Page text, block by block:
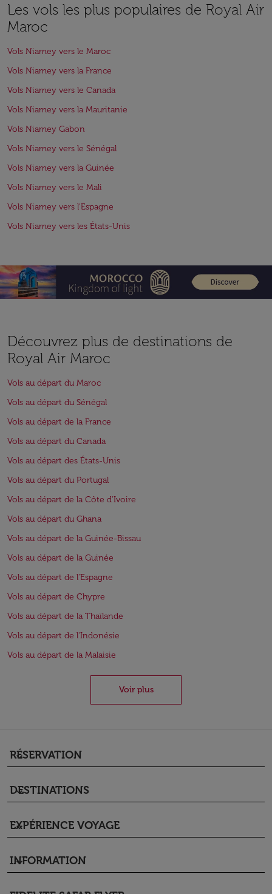
Les vols les plus populaires de Royal Air
Maroc
Vols Niamey vers le Maroc
Vols Niamey vers la France
Vols Niamey vers le Canada
Vols Niamey vers la Mauritanie
Vols Niamey Gabon
Vols Niamey vers le Sénégal
Vols Niamey vers la Guinée
Vols Niamey vers le Mali
Vols Niamey vers l'Espagne
Vols Niamey vers les États-Unis
Découvrez plus de destinations de
Royal Air Maroc
Vols au départ du Maroc
Vols au départ du Sénégal
Vols au départ de la France
Vols au départ du Canada
Vols au départ des États-Unis
Vols au départ du Portugal
Vols au départ de la Côte d'Ivoire
Vols au départ du Ghana
Vols au départ de la Guinée-Bissau
Vols au départ de la Guinée
Vols au départ de l'Espagne
Vols au départ de Chypre
Vols au départ de la Thaïlande
Vols au départ de l'Indonésie
Vols au départ de la Malaisie
Voir plus
RÉSERVATION
keyboard_arrow_down
DESTINATIONS
keyboard_arrow_down
EXPÉRIENCE VOYAGE
keyboard_arrow_down
INFORMATION
keyboard_arrow_down